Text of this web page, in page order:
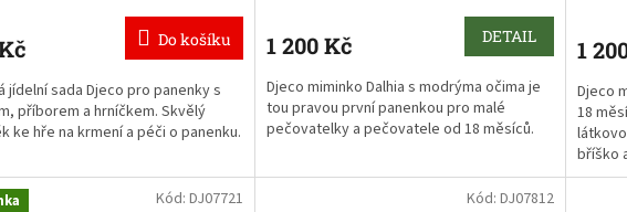
Do košíku
jídelní sada Djeco pro panenky s
příborem a hrníčkem. Skvělý
ke hře na krmení a péči o panenku.
malé maminky a tatínci,
hru na rodiče malého miminka.
1 200 Kč DETAIL
Djeco miminko Dalhia s modrýma očima je
tou pravou první panenkou pro malé
pečovatelky a pečovatele od 18 měsíců.
1
Djeco
18
bříško
Kód: DJ07721 Kód: DJ07812